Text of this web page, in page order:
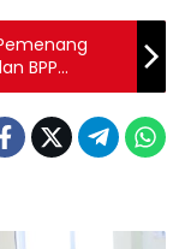
BPP